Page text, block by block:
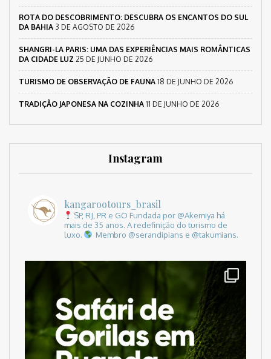
ROTA DO DESCOBRIMENTO: DESCUBRA OS ENCANTOS DO SUL
DA BAHIA 3 DE AGOSTO DE 2026
SHANGRI-LA PARIS: UMA DAS EXPERIÊNCIAS MAIS ROMÂNTICAS
DA CIDADE LUZ 25 DE JUNHO DE 2026
TURISMO DE OBSERVAÇÃO DE FAUNA 18 DE JUNHO DE 2026
TRADIÇÃO JAPONESA NA COZINHA 11 DE JUNHO DE 2026
Instagram
kangarootours_brasil
SP, RJ, PR e GO Fundada por @Akemiya há
mais de 35 anos. A redefinição do turismo de
luxo.
Membro @serandipians e @takumians.